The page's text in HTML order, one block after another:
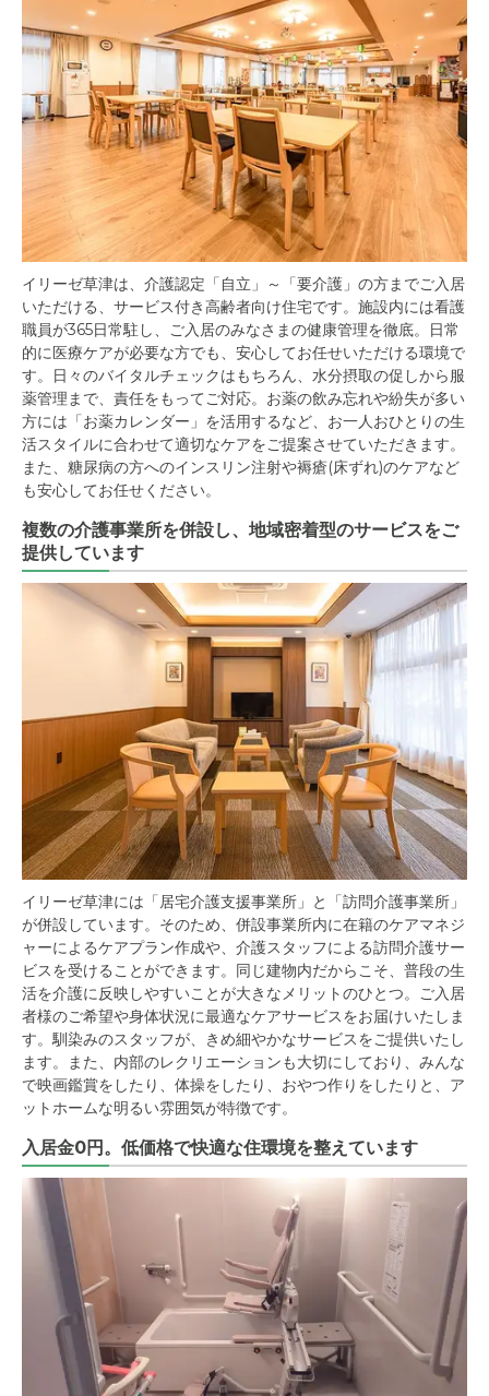
イリーゼ草津は、介護認定「自立」～「要介護」の方までご入居
いただける、サービス付き高齢者向け住宅です。施設内には看護
職員が365日常駐し、ご入居のみなさまの健康管理を徹底。日常
的に医療ケアが必要な方でも、安心してお任せいただける環境で
す。日々のバイタルチェックはもちろん、水分摂取の促しから服
薬管理まで、責任をもってご対応。お薬の飲み忘れや紛失が多い
方には「お薬カレンダー」を活用するなど、お一人おひとりの生
活スタイルに合わせて適切なケアをご提案させていただきます。
また、糖尿病の方へのインスリン注射や褥瘡(床ずれ)のケアなど
も安心してお任せください。
複数の介護事業所を併設し、地域密着型のサービスをご
提供しています
イリーゼ草津には「居宅介護支援事業所」と「訪問介護事業所」
が併設しています。そのため、併設事業所内に在籍のケアマネジ
ャーによるケアプラン作成や、介護スタッフによる訪問介護サー
ビスを受けることができます。同じ建物内だからこそ、普段の生
活を介護に反映しやすいことが大きなメリットのひとつ。ご入居
者様のご希望や身体状況に最適なケアサービスをお届けいたしま
す。馴染みのスタッフが、きめ細やかなサービスをご提供いたし
ます。また、内部のレクリエーションも大切にしており、みんな
で映画鑑賞をしたり、体操をしたり、おやつ作りをしたりと、ア
ットホームな明るい雰囲気が特徴です。
入居金0円。低価格で快適な住環境を整えています